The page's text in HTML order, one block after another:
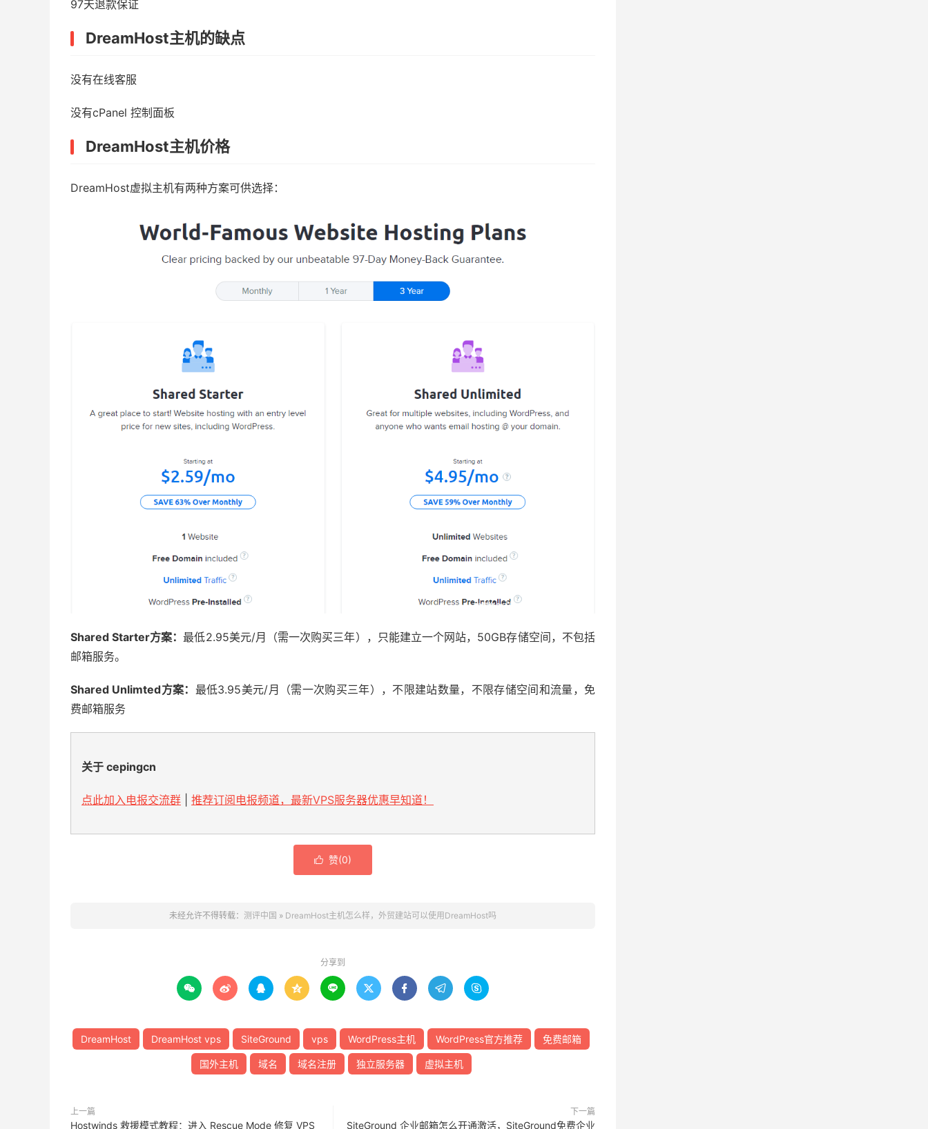
97天退款保证
DreamHost主机的缺点
没有在线客服
没有cPanel 控制面板
DreamHost主机价格
DreamHost虚拟主机有两种方案可供选择：
Shared Starter方案：最低2.95美元/月（需一次购买三年），只能建立一个网站，50GB存储空间，不包括
邮箱服务。
Shared Unlimted方案： 最低3.95美元/月（需一次购买三年），不限建站数量，不限存储空间和流量，免
费邮箱服务
关于 cepingcn
点此加入电报交流群 推荐订阅电报频道，最新VPS服务器优惠早知道！
 赞(0)
未经允许不得转载： 测评中国 » DreamHost主机怎么样，外贸建站可以使用DreamHost吗
分享到
        
DreamHost DreamHost vps SiteGround vps WordPress主机 WordPress官方推荐 免费邮箱
国外主机 域名 域名注册 独立服务器 虚拟主机
上一篇
Hostwinds 救援模式教程：进入 Rescue Mode 修复 VPS
下一篇
SiteGround 企业邮箱怎么开通激活，SiteGround免费企业